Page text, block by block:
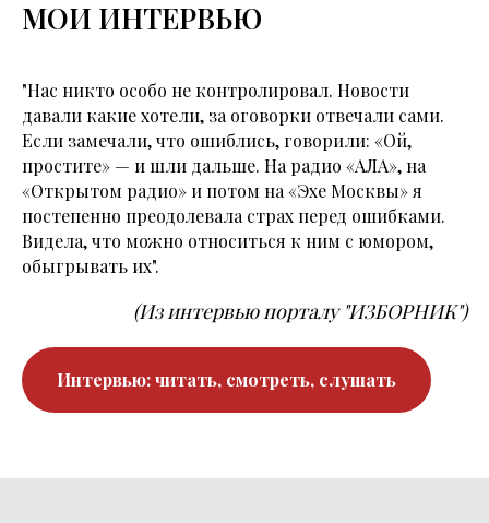
МОИ ИНТЕРВЬЮ
"Нас никто особо не контролировал. Новости
давали какие хотели, за оговорки отвечали сами.
Если замечали, что ошиблись, говорили: «Ой,
простите» — и шли дальше. На радио «АЛА», на
«Открытом радио» и потом на «Эхе Москвы» я
постепенно преодолевала страх перед ошибками.
Видела, что можно относиться к ним с юмором,
обыгрывать их".
(Из интервью порталу "ИЗБОРНИК")
Интервью: читать, смотреть, слушать